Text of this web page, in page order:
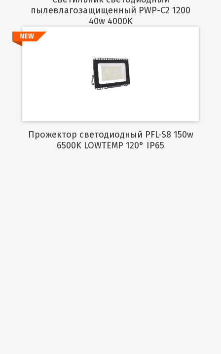
пылевлагозащищенный PWP-C2 1200
40w 4000K
Подробнее
NEW
Прожектор светодиодный PFL-S8 150w
6500K LOWTEMP 120° IP65